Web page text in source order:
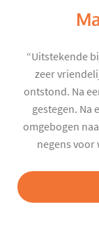
“Uitstekende
zeer
ontstond. Na
gestegen. Na
omgebogen
negens voor